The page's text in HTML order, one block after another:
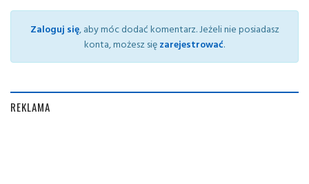
Zaloguj się, aby móc dodać komentarz. Jeżeli nie posiadasz
konta, możesz sięzarejestrować.
REKLAMA